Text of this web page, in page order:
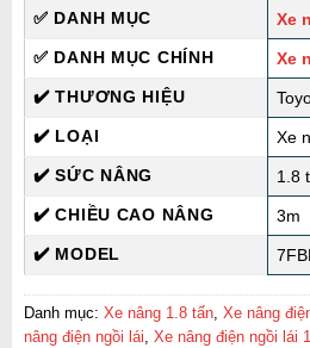
✅ DANH MỤC
Xe
✅ DANH MỤC CHÍNH
Xe
✔️ THƯƠNG HIỆU
✔️ LOẠI
Xe
✔️ SỨC NÂNG
1.8
✔️ CHIỀU CAO NÂNG
3m
✔️ MODEL
Danh mục: Xe nâng 1.8 tấn, Xe nâng
nâng điện ngồi lái, Xe nâng điện ngồi lái